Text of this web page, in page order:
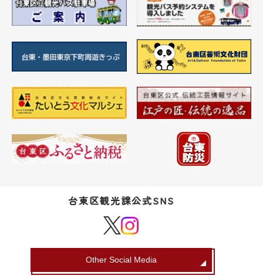
台東区観光課公式SNS
Other Social Media